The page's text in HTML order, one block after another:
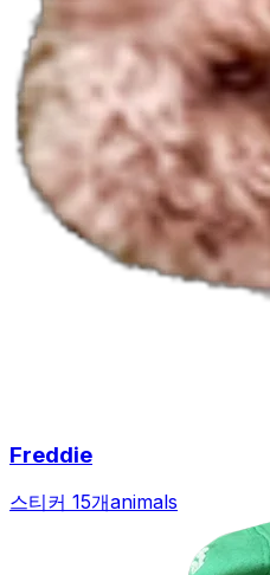
Freddie
스티커 15개animals